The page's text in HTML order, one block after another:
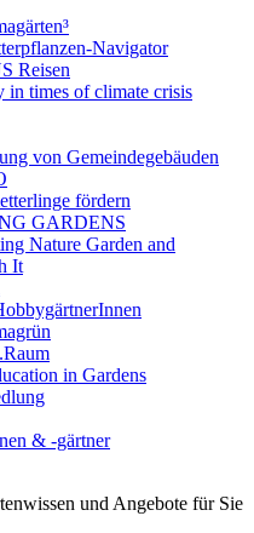
Navigator
Reisen
in times of climate crisis
von Gemeindegebäuden
fördern
GARDENS
Nature Garden and
It
in Gardens
& -gärtner
und Angebote für Sie